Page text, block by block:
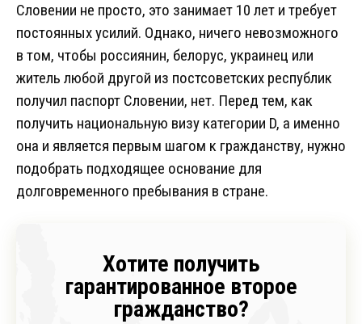
Словении не просто, это занимает 10 лет и требует
постоянных усилий. Однако, ничего невозможного
в том, чтобы россиянин, белорус, украинец или
житель любой другой из постсоветских республик
получил паспорт Словении, нет. Перед тем, как
получить национальную визу категории D, а именно
она и является первым шагом к гражданству, нужно
подобрать подходящее основание для
долговременного пребывания в стране.
Хотите получить
гарантированное второе
гражданство?